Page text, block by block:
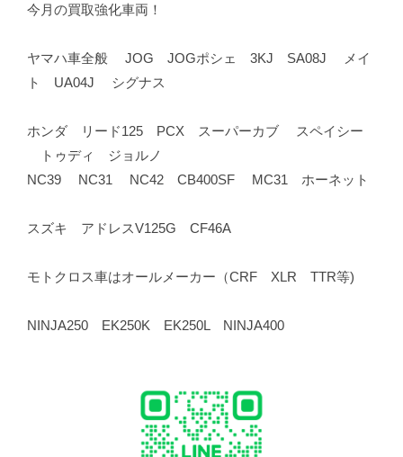
今月の買取強化車両！
ヤマハ車全般 JOG JOGポシェ 3KJ SA08J メイ
ト UA04J シグナス
ホンダ リード125 PCX スーパーカブ スペイシー
トゥディ ジョルノ
NC39 NC31 NC42 CB400SF MC31 ホーネット
スズキ アドレスV125G CF46A
モトクロス車はオールメーカー（CRF XLR TTR等)
NINJA250 EK250K EK250L NINJA400